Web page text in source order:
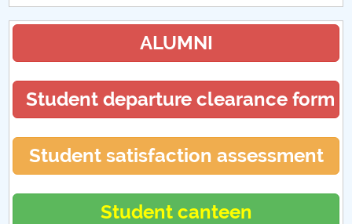
ALUMNI
Student departure clearance form
Student satisfaction assessment
Student canteen